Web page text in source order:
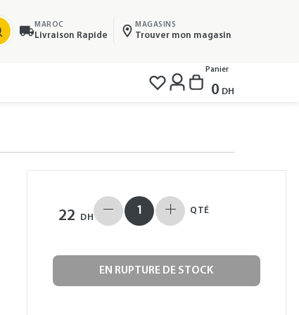
MAROC
Livraison Rapide
MAGASINS
Trouver mon magasin
Panier
0 DH
22 DH
QTÉ
EN RUPTURE DE STOCK